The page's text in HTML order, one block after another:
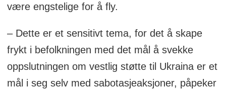
være engstelige for å fly.
– Dette er et sensitivt tema, for det å skape
frykt i befolkningen med det mål å svekke
oppslutningen om vestlig støtte til Ukraina er et
mål i seg selv med sabotasjeaksjoner, påpeker